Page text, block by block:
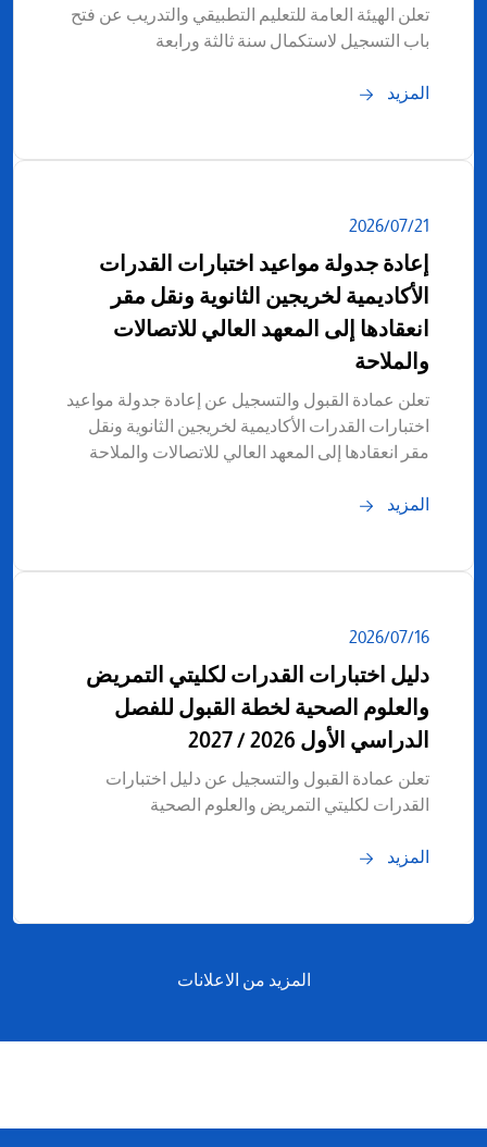
تعلن الهيئة العامة للتعليم التطبيقي والتدريب عن فتح
باب التسجيل لاستكمال سنة ثالثة ورابعة
المزيد
21‏/07‏/2026
إعادة جدولة مواعيد اختبارات القدرات
الأكاديمية لخريجين الثانوية ونقل مقر
انعقادها إلى المعهد العالي للاتصالات
والملاحة
تعلن عمادة القبول والتسجيل عن إعادة جدولة مواعيد
اختبارات القدرات الأكاديمية لخريجين الثانوية ونقل
مقر انعقادها إلى المعهد العالي للاتصالات والملاحة
المزيد
16‏/07‏/2026
دليل اختبارات القدرات لكليتي التمريض
والعلوم الصحية لخطة القبول للفصل
الدراسي الأول 2026 / 2027
تعلن عمادة القبول والتسجيل عن دليل اختبارات
القدرات لكليتي التمريض والعلوم الصحية
المزيد
المزيد من الاعلانات